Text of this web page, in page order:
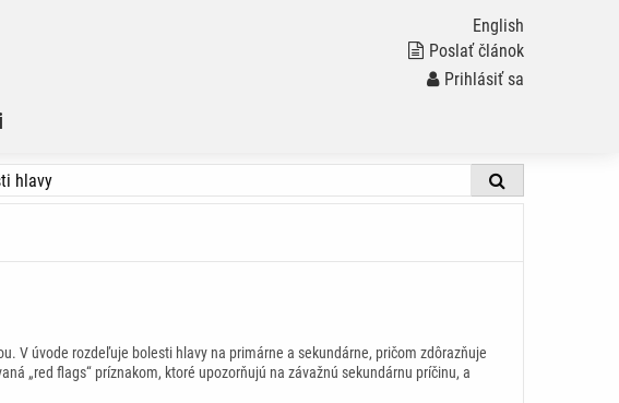
English
Poslať článok
Prihlásiť sa
V úvode rozdeľuje bolesti hlavy na primárne a sekundárne, pričom zdôrazňuje
„red flags“ príznakom, ktoré upozorňujú na závažnú sekundárnu príčinu, a